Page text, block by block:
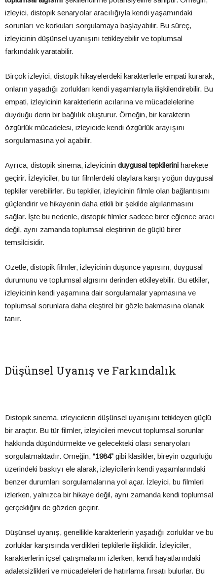
izleyici, distopik senaryolar aracılığıyla kendi yaşamındaki
sorunları ve korkuları sorgulamaya başlayabilir. Bu süreç,
izleyicinin düşünsel uyanışını tetikleyebilir ve toplumsal
farkındalık yaratabilir.
Birçok izleyici, distopik hikayelerdeki karakterlerle empati kurarak,
onların yaşadığı zorlukları kendi yaşamlarıyla ilişkilendirebilir. Bu
empati, izleyicinin karakterlerin acılarına ve mücadelelerine
duyduğu derin bir bağlılık oluşturur. Örneğin, bir karakterin
özgürlük mücadelesi, izleyicide kendi özgürlük arayışını
sorgulamasına yol açabilir.
Ayrıca, distopik sinema, izleyicinin duygusal tepkilerini harekete
geçirir. İzleyiciler, bu tür filmlerdeki olaylara karşı yoğun duygusal
tepkiler verebilirler. Bu tepkiler, izleyicinin filmle olan bağlantısını
güçlendirir ve hikayenin daha etkili bir şekilde algılanmasını
sağlar. İşte bu nedenle, distopik filmler sadece birer eğlence aracı
değil, aynı zamanda toplumsal eleştirinin de güçlü birer
temsilcisidir.
Özetle, distopik filmler, izleyicinin düşünce yapısını, duygusal
durumunu ve toplumsal algısını derinden etkileyebilir. Bu etkiler,
izleyicinin kendi yaşamına dair sorgulamalar yapmasına ve
toplumsal sorunlara daha eleştirel bir gözle bakmasına olanak
tanır.
Düşünsel Uyanış ve Farkındalık
Distopik sinema, izleyicilerin düşünsel uyanışını tetikleyen güçlü
bir araçtır. Bu tür filmler, izleyicileri mevcut toplumsal sorunlar
hakkında düşündürmekte ve gelecekteki olası senaryoları
sorgulatmaktadır. Örneğin, “1984” gibi klasikler, bireyin özgürlüğü
üzerindeki baskıyı ele alarak, izleyicilerin kendi yaşamlarındaki
benzer durumları sorgulamalarına yol açar. İzleyici, bu filmleri
izlerken, yalnızca bir hikaye değil, aynı zamanda kendi toplumsal
gerçekliğini de gözden geçirir.
Düşünsel uyanış, genellikle karakterlerin yaşadığı zorluklar ve bu
zorluklar karşısında verdikleri tepkilerle ilişkilidir. İzleyiciler,
karakterlerin içsel çatışmalarını izlerken, kendi hayatlarındaki
adaletsizlikleri ve mücadeleleri de hatırlama fırsatı bulurlar. Bu